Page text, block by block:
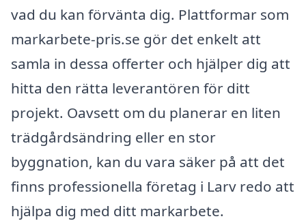
vad du kan förvänta dig. Plattformar som
markarbete-pris.se gör det enkelt att
samla in dessa offerter och hjälper dig att
hitta den rätta leverantören för ditt
projekt. Oavsett om du planerar en liten
trädgårdsändring eller en stor
byggnation, kan du vara säker på att det
finns professionella företag i Larv redo att
hjälpa dig med ditt markarbete.